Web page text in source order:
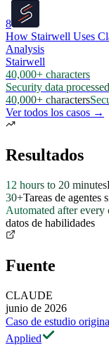
8
How Stairwell Uses
Analysis
Stairwell
40,000+ characters
Security data
40,000+ characters
Ver todos los casos →
Resultados
12 hours to 20 minutes
30+Tareas de agentes
Automated after every
datos de habilidades
Fuente
CLAUDE
junio de 2026
Caso de estudio
Applied